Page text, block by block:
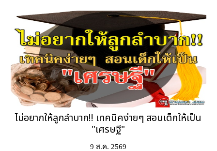
ไม่อยากให้ลูกลำบาก!! เทคนิคง่ายๆ สอนเด็กให้เป็น
"เศรษฐี"
9 ส.ค. 2569